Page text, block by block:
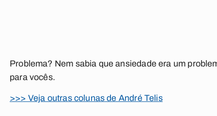
Problema? Nem sabia que ansiedade era um
para vocês.
>>> Veja outras colunas de André Telis